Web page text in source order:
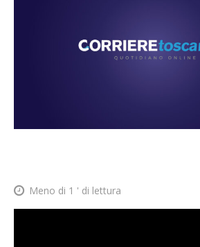
Meno di 1 ' di lettura